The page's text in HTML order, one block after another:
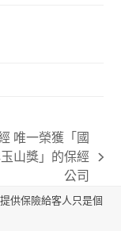
唯一榮獲「國
山獎」的保經
公司
供保險給客人只是個